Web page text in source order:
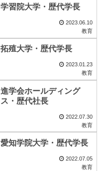
学習院大学・歴代学長
2023.06.10
教育
拓殖大学・歴代学長
2023.01.23
教育
進学会ホールディング
ス・歴代社長
2022.07.30
教育
愛知学院大学・歴代学長
2022.07.05
教育